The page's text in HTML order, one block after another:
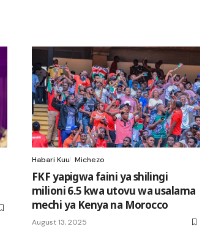
Habari Kuu Michezo
FKF yapigwa faini ya shilingi
milioni 6.5 kwa utovu wa usalama
mechi ya Kenya na Morocco
August 13, 2025